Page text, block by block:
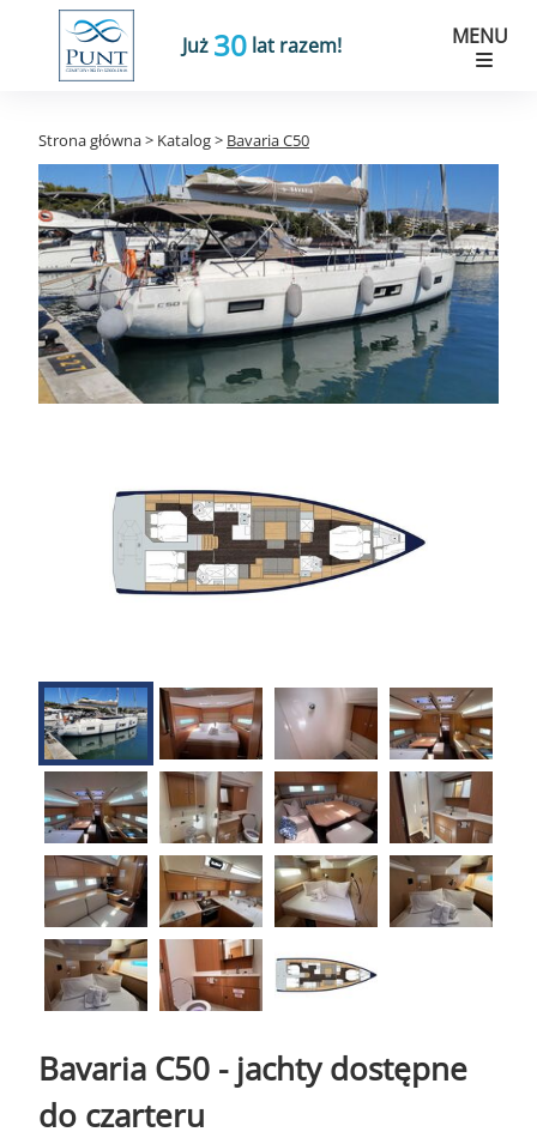
Już 30 lat razem! MENU
Strona główna> Katalog> Bavaria C50
Bavaria C50 - jachty dostępne
do czarteru